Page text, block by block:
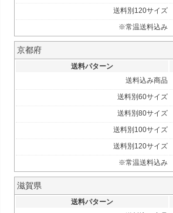
送料別120サイズ
※常温送料込み
京都府
送料パターン
送料込み商品
送料別60サイズ
送料別80サイズ
送料別100サイズ
送料別120サイズ
※常温送料込み
滋賀県
送料パターン